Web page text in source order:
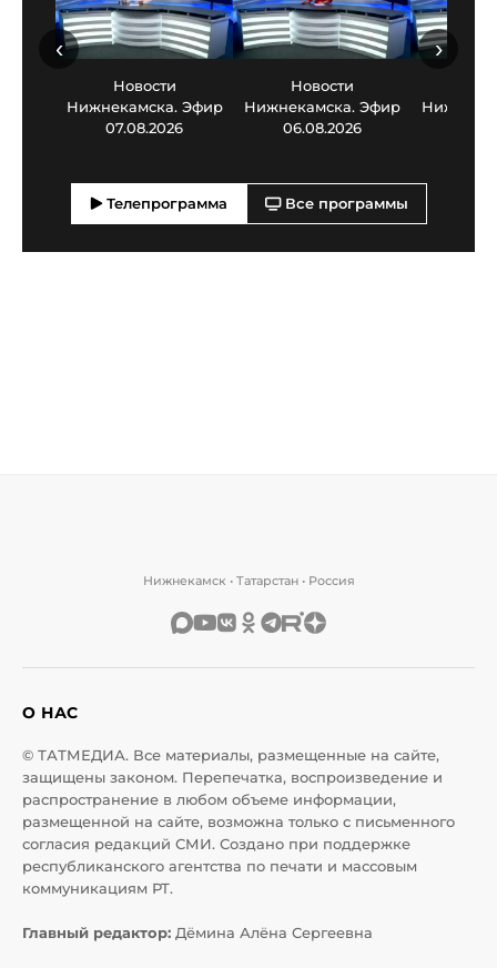
Новости
Нижнекамска. Эфир
07.08.2026
Новости
Нижнекамска. Эфир
06.08.2026
‹ ›
Телепрограмма Все программы
Нижнекамск • Татарстан • Россия
О НАС
© ТАТМЕДИА. Все материалы, размещенные на сайте,
защищены законом. Перепечатка, воспроизведение и
распространение в любом объеме информации,
размещенной на сайте, возможна только с письменного
согласия редакций СМИ. Создано при поддержке
республиканского агентства по печати и массовым
коммуникациям РТ.
Главный редактор: Дёмина Алёна Сергеевна